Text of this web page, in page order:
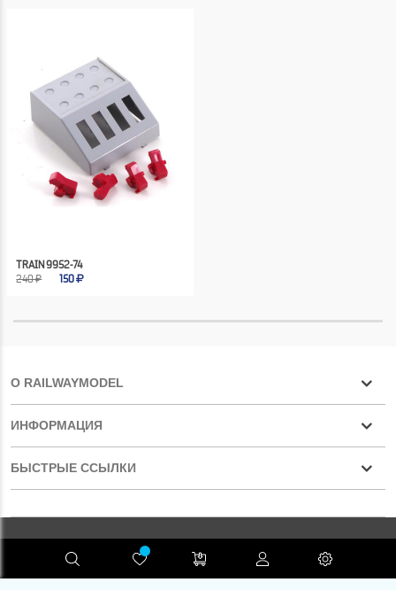
TRAIN 9952-74
240 ₽
150
О RAILWAYMODEL
ИНФОРМАЦИЯ
БЫСТРЫЕ ССЫЛКИ
RAILWAYMODEL.COM ©2001-2026 Конфиденциальность